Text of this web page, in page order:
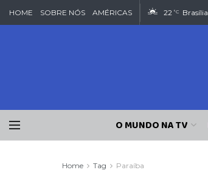
HOME SOBRE NÓS AMÉRICAS 22 °C Brasília
O MUNDO NA TV
Home Tag Paraíba